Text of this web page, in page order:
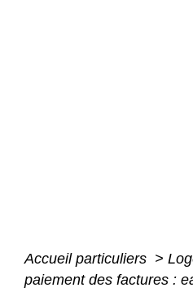
Accueil particuliers >
paiement des factures :